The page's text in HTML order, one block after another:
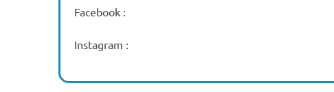
Facebook :
Instagram :